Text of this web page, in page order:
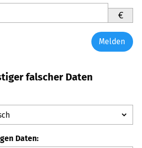
€
Melden
falscher Daten
Daten: